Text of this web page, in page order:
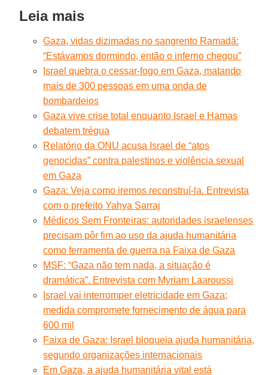
Leia mais
Gaza, vidas dizimadas no sangrento Ramadã:
“Estávamos dormindo, então o inferno chegou”
Israel quebra o cessar-fogo em Gaza, matando
mais de 300 pessoas em uma onda de
bombardeios
Gaza vive crise total enquanto Israel e Hamas
debatem trégua
Relatório da ONU acusa Israel de “atos
genocidas” contra palestinos e violência sexual
em Gaza
Gaza: Veja como iremos reconstruí-la. Entrevista
com o prefeito Yahya Sarraj
Médicos Sem Fronteiras: autoridades israelenses
precisam pôr fim ao uso da ajuda humanitária
como ferramenta de guerra na Faixa de Gaza
MSF: “Gaza não tem nada, a situação é
dramática”. Entrevista com Myriam Laaroussi
Israel vai interromper eletricidade em Gaza;
medida compromete fornecimento de água para
600 mil
Faixa de Gaza: Israel bloqueia ajuda humanitária,
segundo organizações internacionais
Em Gaza, a ajuda humanitária vital está